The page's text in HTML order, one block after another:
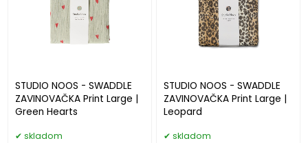
STUDIO NOOS - SWADDLE
ZAVINOVAČKA Print Large |
Green Hearts
skladom
STUDIO NOOS - SWADDLE
ZAVINOVAČKA Print Large |
Leopard
skladom